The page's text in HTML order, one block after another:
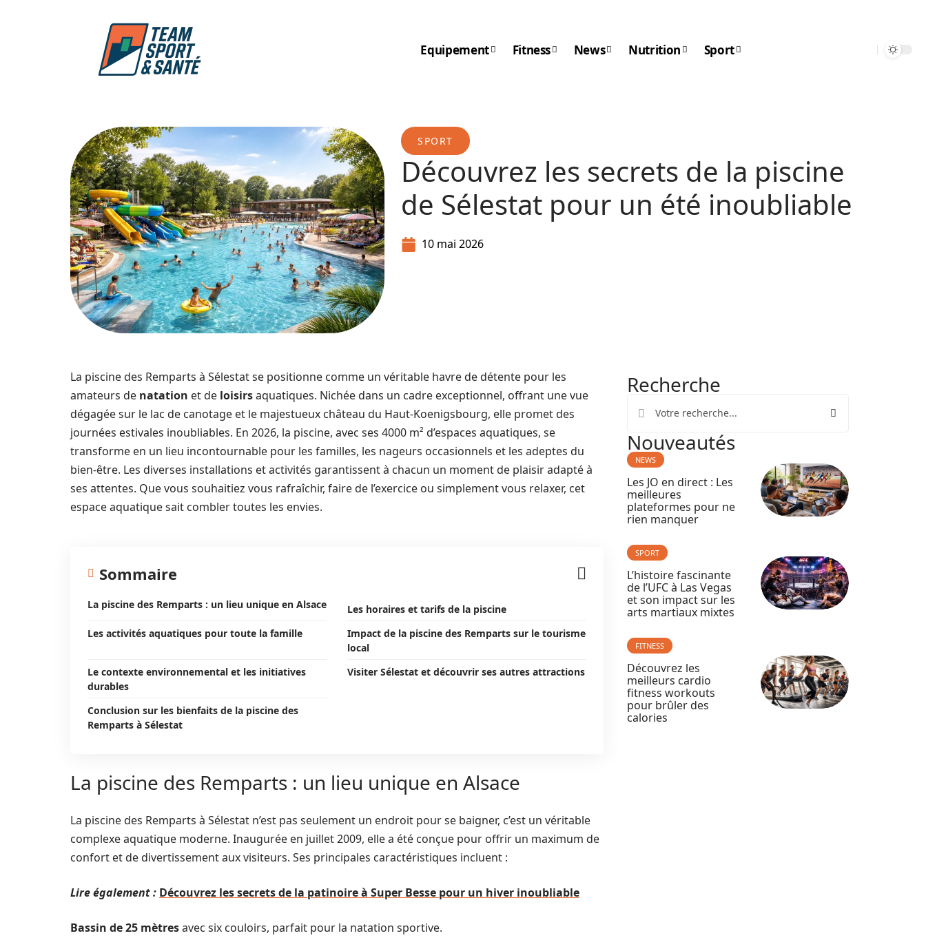
Equipement Fitness News Nutrition Sport
SPORT
Découvrez les secrets de la piscine
de Sélestat pour un été inoubliable
10 mai 2026
La piscine des Remparts à Sélestat se positionne comme un véritable havre de détente pour les
amateurs de natation et de loisirsaquatiques. Nichée dans un cadre exceptionnel, offrant une vue
dégagée sur le lac de canotage et le majestueux château du Haut-Koenigsbourg, elle promet des
journées estivales inoubliables. En 2026, la piscine, avec ses 4000 m² d’espaces aquatiques, se
transforme en un lieu incontournable pour les familles, les nageurs occasionnels et les adeptes du
bien-être. Les diverses installations et activités garantissent à chacun un moment de plaisir adapté à
ses attentes. Que vous souhaitiez vous rafraîchir, faire de l’exercice ou simplement vous relaxer, cet
espace aquatique sait combler toutes les envies.
Sommaire
La piscine des Remparts : un lieu unique en Alsace
Les horaires et tarifs de la piscine
Les activités aquatiques pour toute la famille
Impact de la piscine des Remparts sur le tourisme
local
Le contexte environnemental et les initiatives
durables
Visiter Sélestat et découvrir ses autres attractions
Conclusion sur les bienfaits de la piscine des
Remparts à Sélestat
La piscine des Remparts : un lieu unique en Alsace
La piscine des Remparts à Sélestat n’est pas seulement un endroit pour se baigner, c’est un véritable
complexe aquatique moderne. Inaugurée en juillet 2009, elle a été conçue pour offrir un maximum de
confort et de divertissement aux visiteurs. Ses principales caractéristiques incluent :
Lire également : Découvrez les secrets de la patinoire à Super Besse pour un hiver inoubliable
Bassin de 25 mètresavec six couloirs, parfait pour la natation sportive.
Recherche
Nouveautés
NEWS
Les JO en direct : Les
meilleures
plateformes pour ne
rien manquer
SPORT
L’histoire fascinante
de l’UFC à Las Vegas
et son impact sur les
arts martiaux mixtes
FITNESS
Découvrez les
meilleurs cardio
fitness workouts
pour brûler des
calories